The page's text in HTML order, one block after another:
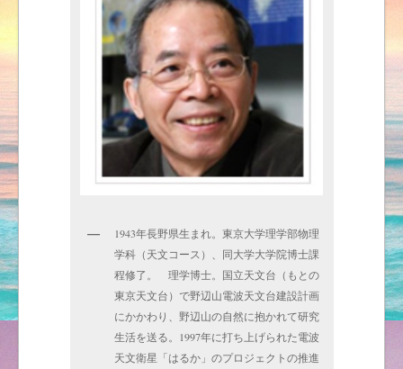
1943年長野県生まれ。東京大学理学部物理
学科（天文コース）、同大学大学院博士課
程修了。 理学博士。国立天文台（もとの
東京天文台）で野辺山電波天文台建設計画
にかかわり、野辺山の自然に抱かれて研究
生活を送る。1997年に打ち上げられた電波
天文衛星「はるか」のプロジェクトの推進